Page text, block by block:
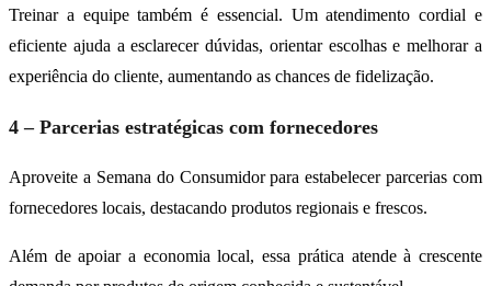
Treinar a equipe também é essencial. Um atendimento cordial e
eficiente ajuda a esclarecer dúvidas, orientar escolhas e melhorar a
experiência do cliente, aumentando as chances de fidelização.
4 – Parcerias estratégicas com fornecedores
Aproveite a Semana do Consumidor para estabelecer parcerias com
fornecedores locais, destacando produtos regionais e frescos.
Além de apoiar a economia local, essa prática atende à crescente